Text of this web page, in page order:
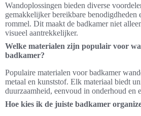
Wandoplossingen bieden diverse
gemakkelijker bereikbare benodigdheden
rommel. Dit maakt de badkamer niet
visueel aantrekkelijker.
Welke materialen zijn populair voor
badkamer?
Populaire materialen voor badkamer
metaal en kunststof. Elk materiaal biedt
duurzaamheid, eenvoud in onderhoud en
Hoe kies ik de juiste badkamer